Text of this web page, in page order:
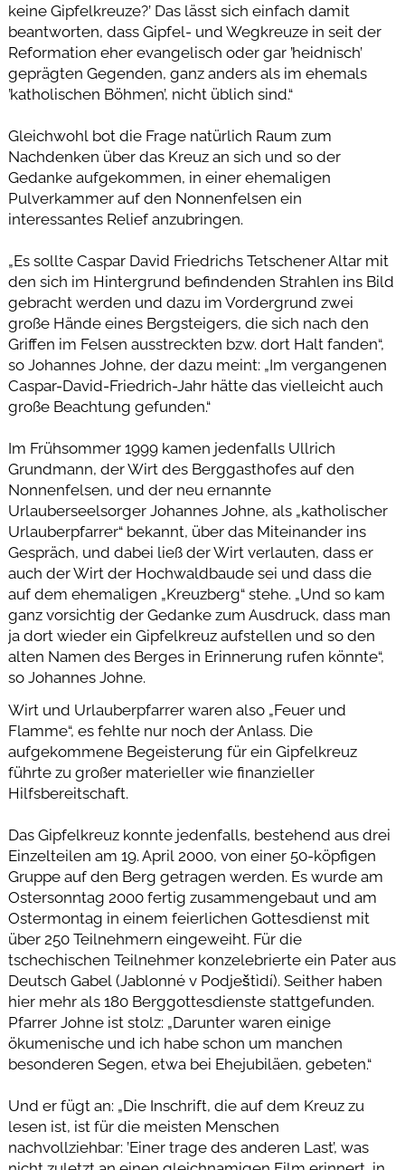
keine Gipfelkreuze?’ Das lässt sich einfach damit
beantworten, dass Gipfel- und Wegkreuze in seit der
Reformation eher evangelisch oder gar ’heidnisch’
geprägten Gegenden, ganz anders als im ehemals
’katholischen Böhmen’, nicht üblich sind.“
Gleichwohl bot die Frage natürlich Raum zum
Nachdenken über das Kreuz an sich und so der
Gedanke aufgekommen, in einer ehemaligen
Pulverkammer auf den Nonnenfelsen ein
interessantes Relief anzubringen.
„Es sollte Caspar David Friedrichs Tetschener Altar mit
den sich im Hintergrund befindenden Strahlen ins Bild
gebracht werden und dazu im Vordergrund zwei
große Hände eines Bergsteigers, die sich nach den
Griffen im Felsen ausstreckten bzw. dort Halt fanden“,
so Johannes Johne, der dazu meint: „Im vergangenen
Caspar-David-Friedrich-Jahr hätte das vielleicht auch
große Beachtung gefunden.“
Im Frühsommer 1999 kamen jedenfalls Ullrich
Grundmann, der Wirt des Berggasthofes auf den
Nonnenfelsen, und der neu ernannte
Urlauberseelsorger Johannes Johne, als „katholischer
Urlauberpfarrer“ bekannt, über das Miteinander ins
Gespräch, und dabei ließ der Wirt verlauten, dass er
auch der Wirt der Hochwaldbaude sei und dass die
auf dem ehemaligen „Kreuzberg“ stehe. „Und so kam
ganz vorsichtig der Gedanke zum Ausdruck, dass man
ja dort wieder ein Gipfelkreuz aufstellen und so den
alten Namen des Berges in Erinnerung rufen könnte“,
so Johannes Johne.
Wirt und Urlauberpfarrer waren also „Feuer und
Flamme“, es fehlte nur noch der Anlass. Die
aufgekommene Begeisterung für ein Gipfelkreuz
führte zu großer materieller wie finanzieller
Hilfsbereitschaft.
Das Gipfelkreuz konnte jedenfalls, bestehend aus drei
Einzelteilen am 19. April 2000, von einer 50-köpfigen
Gruppe auf den Berg getragen werden. Es wurde am
Ostersonntag 2000 fertig zusammengebaut und am
Ostermontag in einem feierlichen Gottesdienst mit
über 250 Teilnehmern eingeweiht. Für die
tschechischen Teilnehmer konzelebrierte ein Pater aus
Deutsch Gabel (Jablonné v Podještìdí). Seither haben
hier mehr als 180 Berggottesdienste stattgefunden.
Pfarrer Johne ist stolz: „Darunter waren einige
ökumenische und ich habe schon um manchen
besonderen Segen, etwa bei Ehejubiläen, gebeten.“
Und er fügt an: „Die Inschrift, die auf dem Kreuz zu
lesen ist, ist für die meisten Menschen
nachvollziehbar: ’Einer trage des anderen Last’, was